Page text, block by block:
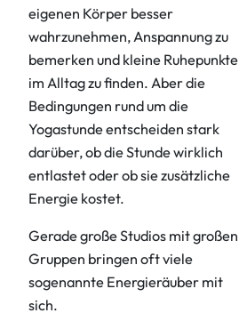
eigenen Körper besser
wahrzunehmen, Anspannung zu
bemerken und kleine Ruhepunkte
im Alltag zu finden. Aber die
Bedingungen rund um die
Yogastunde entscheiden stark
darüber, ob die Stunde wirklich
entlastet oder ob sie zusätzliche
Energie kostet.
Gerade große Studios mit großen
Gruppen bringen oft viele
sogenannte Energieräuber mit
sich.